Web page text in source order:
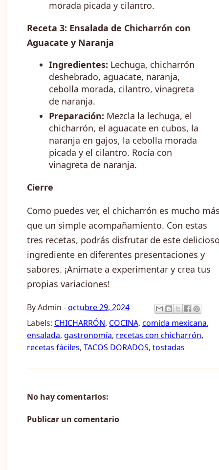
morada picada y cilantro.
Receta 3: Ensalada de Chicharrón con
Aguacate y Naranja
Ingredientes: Lechuga, chicharrón
deshebrado, aguacate, naranja,
cebolla morada, cilantro, vinagreta
de naranja.
Preparación: Mezcla la lechuga, el
chicharrón, el aguacate en cubos, la
naranja en gajos, la cebolla morada
picada y el cilantro. Rocía con
vinagreta de naranja.
Cierre
Como puedes ver, el chicharrón es mucho
que un simple acompañamiento. Con estas
tres recetas, podrás disfrutar de este
ingrediente en diferentes presentaciones y
sabores. ¡Anímate a experimentar y crea tus
propias variaciones!
ByAdmin -octubre 29, 2024
Labels: CHICHARRÓN, COCINA, comida mexicana,
ensalada, gastronomía, recetas con chicharrón,
recetas fáciles, TACOS DORADOS, tostadas
No hay comentarios:
Publicar un comentario